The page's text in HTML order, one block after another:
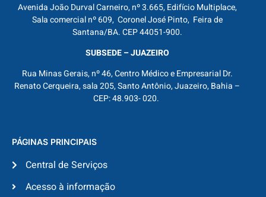
Avenida João Durval Carneiro, nº 3.665, Edifício Multiplace,
Sala comercial nº 609, Coronel José Pinto, Feira de
Santana/BA. CEP 44051-900.
SUBSEDE – JUAZEIRO
Rua Minas Gerais, nº 46, Centro Médico e Empresarial Dr.
Renato Cerqueira, sala 205, Santo Antônio, Juazeiro, Bahia –
CEP: 48.903- 020.
PÁGINAS PRINCIPAIS
Central de Serviços
Acesso à informação